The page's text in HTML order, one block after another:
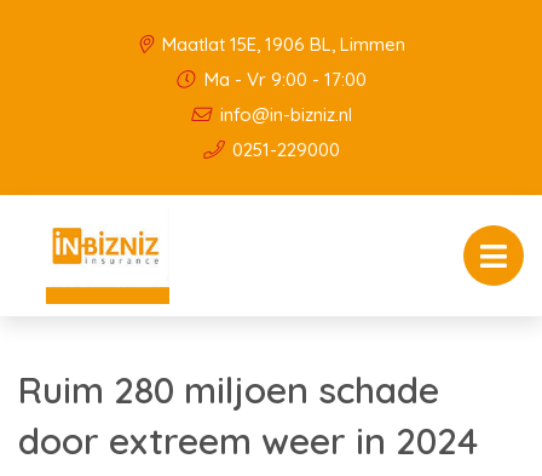
Maatlat 15E, 1906 BL, Limmen
Ma - Vr 9:00 - 17:00
info@in-bizniz.nl
0251-229000
Ruim 280 miljoen schade
door extreem weer in 2024